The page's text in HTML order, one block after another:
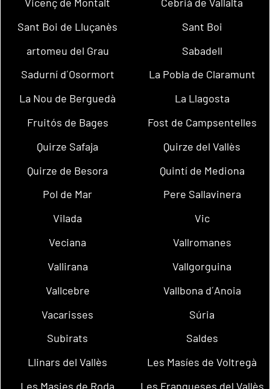
Sant Boi de Lluçanès
Sant Boi
artomeu del Grau
Sabadell
Sadurní d´Osormort
La Pobla de Claramunt
La Nou de Berguedà
La Llagosta
Fruitós de Bages
Fost de Campsentelles
Quirze Safaja
Quirze del Vallès
Quirze de Besora
Quintí de Mediona
Pol de Mar
Pere Sallavinera
Vilada
Vic
Veciana
Vallromanes
Vallirana
Vallgorguina
Vallcebre
Vallbona d´Anoia
Vacarisses
Súria
Subirats
Saldes
Llinars del Vallès
Les Masíes de Voltregà
Les Masies de Roda
Les Franqueses del Vallès